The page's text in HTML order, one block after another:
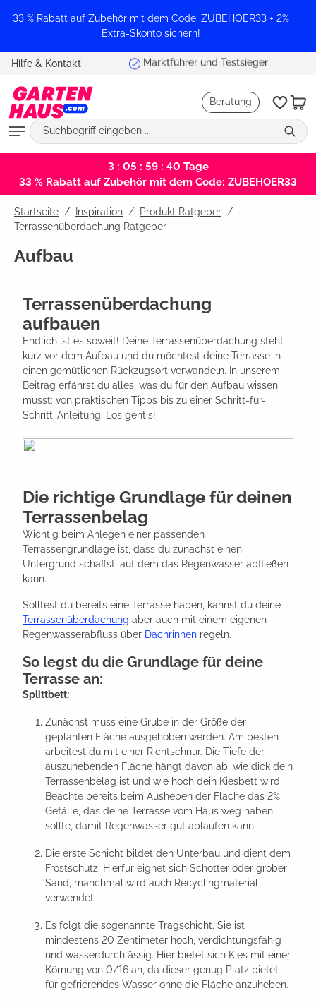
springen
33 % Rabatt auf Zubehör mit dem Code: ZUBEHOER33 + 2%
Extra-Skonto sichern!
Hilfe & Kontakt Marktführer und Testsieger
Beratung
3 : 05 : 59 : 39Tage
33 % Rabatt auf Zubehör mit dem Code: ZUBEHOER33
Startseite Inspiration / Produkt Ratgeber /
Terrassenüberdachung Ratgeber
Aufbau
Terrassenüberdachung
aufbauen
Endlich ist es soweit! Deine Terrassenüberdachung steht
kurz vor dem Aufbau und du möchtest deine Terrasse in
einen gemütlichen Rückzugsort verwandeln. In unserem
Beitrag erfährst du alles, was du für den Aufbau wissen
musst: von praktischen Tipps bis zu einer Schritt-für-
Schritt-Anleitung. Los geht's!
Die richtige Grundlage für deinen
Terrassenbelag
Wichtig beim Anlegen einer passenden
Terrassengrundlage ist, dass du zunächst einen
Untergrund schaffst, auf dem das Regenwasser abfließen
kann.
Solltest du bereits eine Terrasse haben, kannst du deine
Terrassenüberdachung aber auch mit einem eigenen
Regenwasserabfluss über Dachrinnen regeln.
So legst du die Grundlage für deine
Terrasse an:
Splittbett:
Zunächst muss eine Grube in der Größe der
geplanten Fläche ausgehoben werden. Am besten
arbeitest du mit einer Richtschnur. Die Tiefe der
auszuhebenden Fläche hängt davon ab, wie dick dein
Terrassenbelag ist und wie hoch dein Kiesbett wird.
Beachte bereits beim Ausheben der Fläche das 2%
Gefälle, das deine Terrasse vom Haus weg haben
sollte, damit Regenwasser gut ablaufen kann.
Die erste Schicht bildet den Unterbau und dient dem
Frostschutz. Hierfür eignet sich Schotter oder grober
Sand, manchmal wird auch Recyclingmaterial
verwendet.
Es folgt die sogenannte Tragschicht. Sie ist
mindestens 20 Zentimeter hoch, verdichtungsfähig
und wasserdurchlässig. Hier bietet sich Kies mit einer
Körnung von 0/16 an, da dieser genug Platz bietet
für gefrierendes Wasser ohne die Fläche anzuheben.